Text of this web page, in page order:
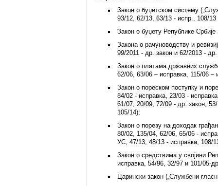
Закон о буџетском систему
93/12, 62/13, 63/13 - испр., 108/13
Закон о буџету Републике
Закона о рачуноводству и
99/2011 - др. закон и 62/2013 - др.
Закон о платама државних
62/06, 63/06 – исправка, 115/06 –
Закон о пореском поступку и
84/02 - исправка, 23/03 -
61/07, 20/09, 72/09 - др. закон,
105/14);
Закон о порезу на доходак
80/02, 135/04, 62/06, 65/06 -
УС, 47/13, 48/13 - исправка, 108/
Закон о средствима у својини
исправка, 54/96, 32/97 и 101/05-
Царински закон („Службени